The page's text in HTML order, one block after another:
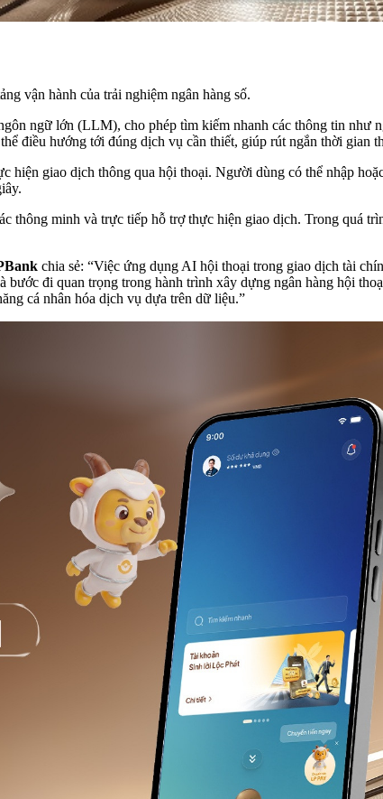
vận hành của trải nghiệm ngân hàng số.
ngữ lớn (LLM), cho phép tìm kiếm nhanh các thông tin như
điều hướng tới đúng dịch vụ cần thiết, giúp rút ngắn thời gian
hiện giao dịch thông qua hội thoại. Người dùng có thể nhập
thông minh và trực tiếp hỗ trợ thực hiện giao dịch. Trong quá
chia sẻ: “Việc ứng dụng AI hội thoại trong giao dịch tài
đi quan trọng trong hành trình xây dựng ngân hàng hội
cá nhân hóa dịch vụ dựa trên dữ liệu.”